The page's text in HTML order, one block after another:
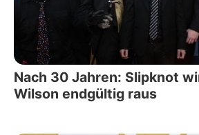
Nach 30 Jahren: Slipknot
Wilson endgültig raus